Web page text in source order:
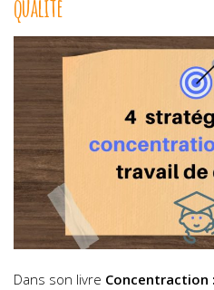
qualité
Dans son livre Concentraction